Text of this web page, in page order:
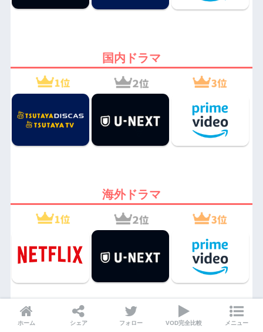
国内ドラマ
海外ドラマ
ホーム シェア フォロー VOD完全比較 メニュー